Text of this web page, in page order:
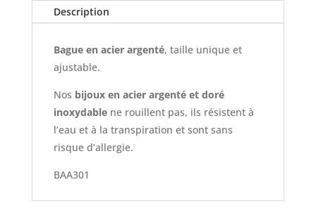
Description
Bague en acier argenté, taille unique et
ajustable.
Nos bijoux en acier argenté et doré
inoxydablene rouillent pas, ils résistent à
l’eau et à la transpiration et sont sans
risque d’allergie.
BAA301